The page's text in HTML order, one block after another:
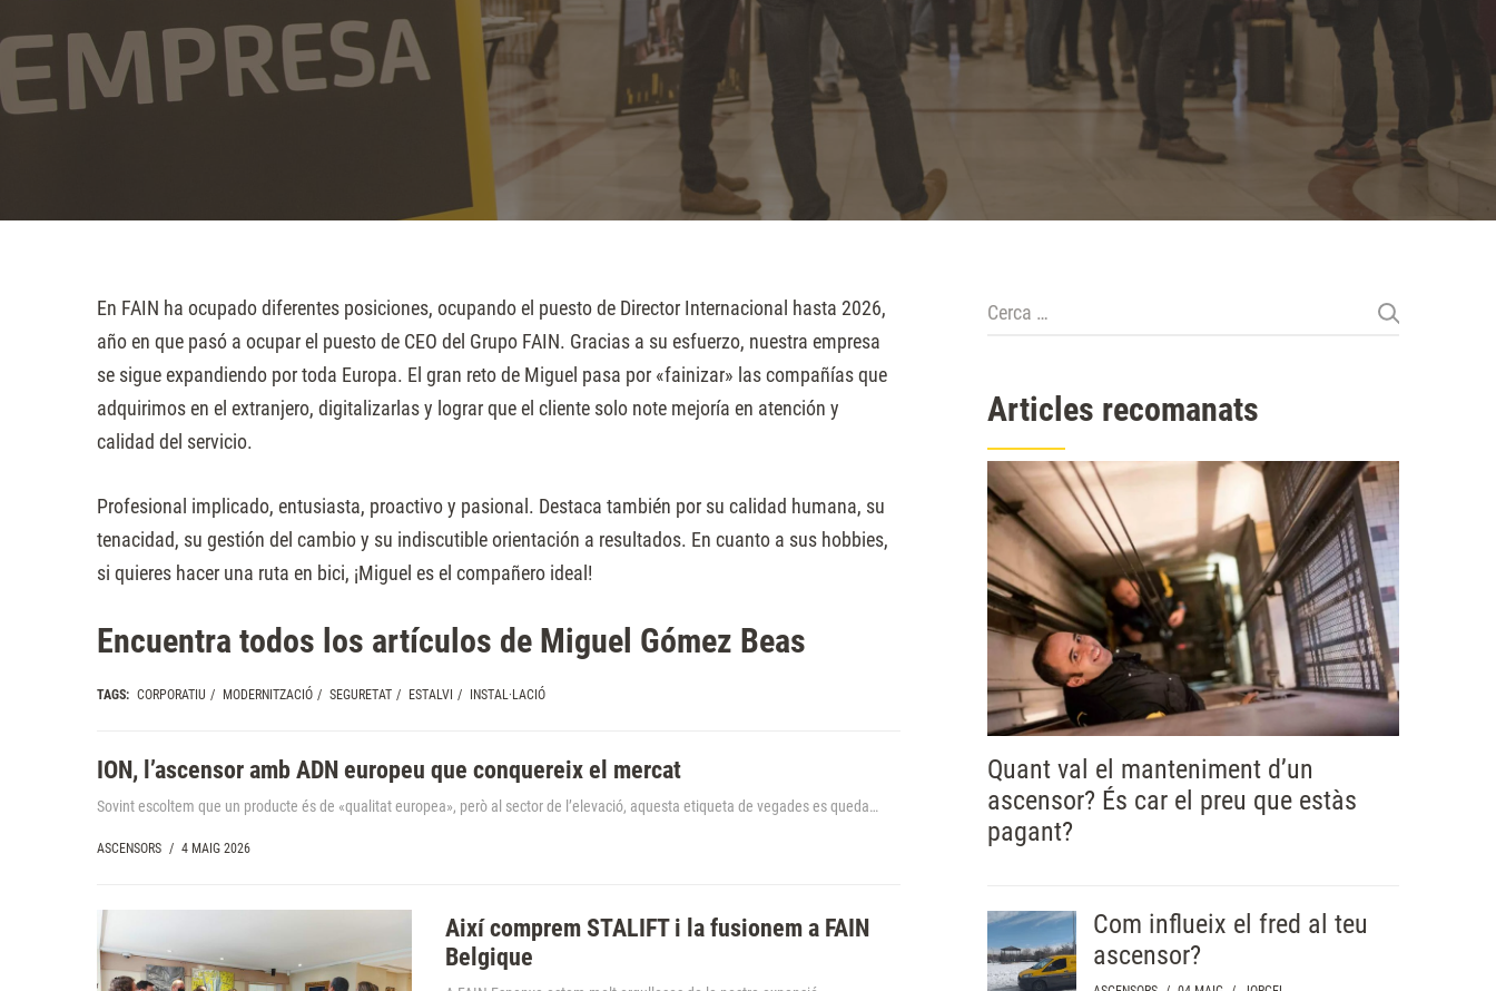
web
las
discapacidad
En FAIN ha ocupado diferentes posiciones, ocupando el puesto de Director Internacional hasta 2026,
año en que pasó a ocupar el puesto de CEO del Grupo FAIN. Gracias a su esfuerzo, nuestra empresa
se sigue expandiendo por toda Europa. El gran reto de Miguel pasa por «fainizar» las compañías que
adquirimos en el extranjero, digitalizarlas y lograr que el cliente solo note mejoría en atención y
calidad del servicio.
Profesional implicado, entusiasta, proactivo y pasional. Destaca también por su calidad humana, su
tenacidad, su gestión del cambio y su indiscutible orientación a resultados. En cuanto a sus hobbies,
si quieres hacer una ruta en bici, ¡Miguel es el compañero ideal!
Encuentra todos los artículos de Miguel Gómez Beas
TAGS: CORPORATIU / MODERNITZACIÓ / SEGURETAT / ESTALVI / INSTAL·LACIÓ
ION, l’ascensor amb ADN europeu que conquereix el mercat
Sovint escoltem que un producte és de «qualitat europea», però al sector de l’elevació, aquesta etiqueta de vegades es queda…
ASCENSORS / 4 MAIG 2026
Així comprem STALIFT i la fusionem a FAIN
Belgique
Cerca:
Articles recomanats
Quant val el manteniment d’un
ascensor? És car el preu que estàs
pagant?
Com influeix el fred al teu
ascensor?